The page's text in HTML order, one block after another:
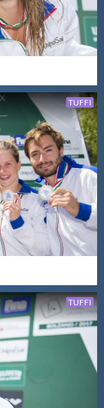
TUFFI
TUFFI